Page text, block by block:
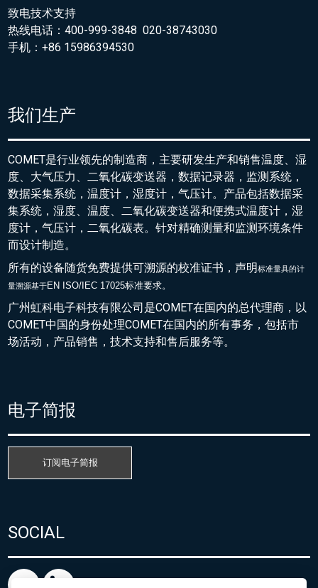
致电技术支持
热线电话：400-999-3848 020-38743030
手机：+86 15986394530
我们生产
COMET是行业领先的制造商，主要研发生产和销售温度、湿
度、大气压力、二氧化碳变送器，数据记录器，监测系统，
数据采集系统，温度计，湿度计，气压计。产品包括数据采
集系统，湿度、温度、二氧化碳变送器和便携式温度计，湿
度计，气压计，二氧化碳表。针对精确测量和监测环境条件
而设计制造。
所有的设备随货免费提供可溯源的校准证书，声明标准量具的计
量溯源基于EN ISO/IEC 17025标准要求。
广州虹科电子科技有限公司是COMET在国内的总代理商，以
COMET中国的身份处理COMET在国内的所有事务，包括市
场活动，产品销售，技术支持和售后服务等。
电子简报
订阅电子简报
SOCIAL